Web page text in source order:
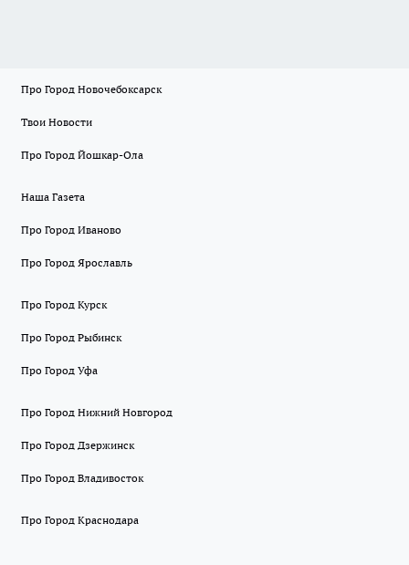
Про Город Новочебоксарск
Твои Новости
Про Город Йошкар-Ола
Наша Газета
Про Город Иваново
Про Город Ярославль
Про Город Курск
Про Город Рыбинск
Про Город Уфа
Про Город Нижний Новгород
Про Город Дзержинск
Про Город Владивосток
Про Город Краснодара